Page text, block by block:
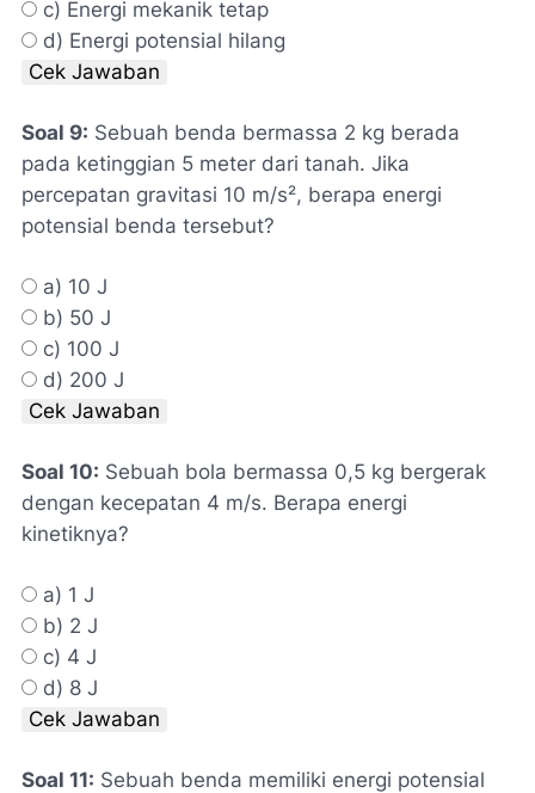
c) Energi mekanik tetap
d) Energi potensial hilang
Cek Jawaban
Soal 9: Sebuah benda bermassa 2 kg berada
pada ketinggian 5 meter dari tanah. Jika
percepatan gravitasi 10 m/s², berapa energi
potensial benda tersebut?
a) 10 J
b) 50 J
c) 100 J
d) 200 J
Cek Jawaban
Soal 10: Sebuah bola bermassa 0,5 kg bergerak
dengan kecepatan 4 m/s. Berapa energi
kinetiknya?
a) 1 J
b) 2 J
c) 4 J
d) 8 J
Cek Jawaban
Soal 11: Sebuah benda memiliki energi potensial